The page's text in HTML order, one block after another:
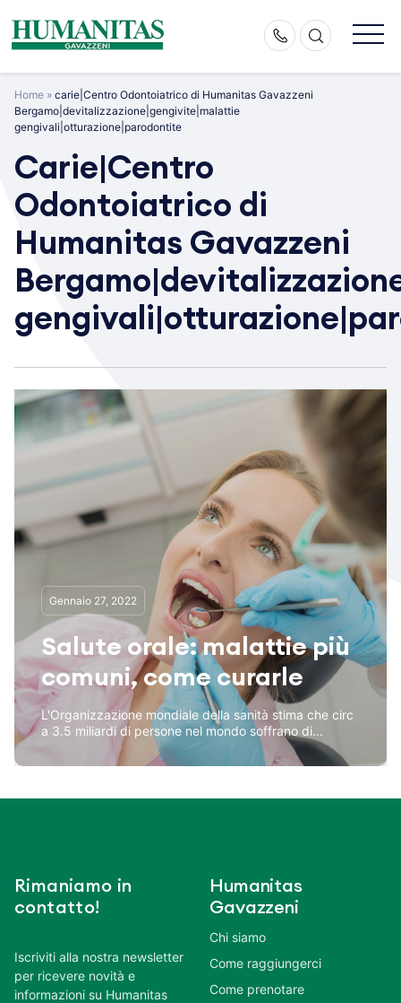
content
Home » carie|Centro Odontoiatrico di Humanitas Gavazzeni
Bergamo|devitalizzazione|gengivite|malattie
gengivali|otturazione|parodontite
Carie|Centro
Odontoiatrico di
Humanitas Gavazzeni
Gennaio 27, 2022
Salute orale: malattie più
comuni, come curarle
L'Organizzazione mondiale della sanità stima che circ
a 3.5 miliardi di persone nel mondo soffrano di...
Rimaniamo in
contatto!
Iscriviti alla nostra newsletter
per ricevere novità e
informazioni su Humanitas
Humanitas
Gavazzeni
Chi siamo
Come raggiungerci
Come prenotare